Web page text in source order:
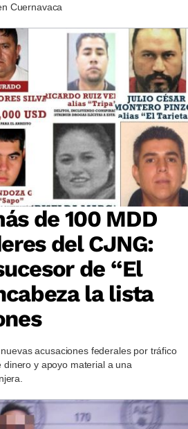
Cuernavaca
de 100 MDD
del CJNG:
de “El
la lista
acusaciones federales por tráfico
y apoyo material a una